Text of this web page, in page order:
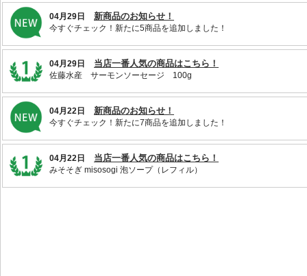
04月29日 新商品のお知らせ！
今すぐチェック！新たに5商品を追加しました！
04月29日 当店一番人気の商品はこちら！
佐藤水産 サーモンソーセージ 100g
04月22日 新商品のお知らせ！
今すぐチェック！新たに7商品を追加しました！
04月22日 当店一番人気の商品はこちら！
みそそぎ misosogi 泡ソープ（レフィル）